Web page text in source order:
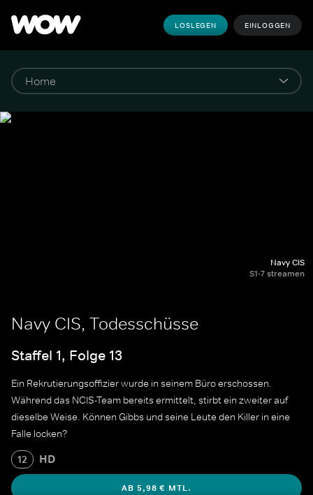
LOSLEGEN EINLOGGEN
Navy CIS
S1-7 streamen
Navy CIS, Todesschüsse
Staffel 1, Folge 13
Ein Rekrutierungsoffizier wurde in seinem Büro erschossen.
Während das NCIS-Team bereits ermittelt, stirbt ein zweiter auf
dieselbe Weise. Können Gibbs und seine Leute den Killer in eine
Falle locken?
12 HD
AB 5,98 € MTL.